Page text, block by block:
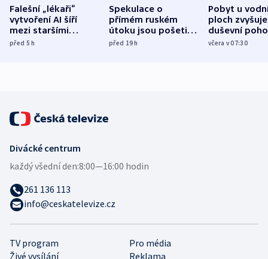
Falešní „lékaři“
vytvoření AI šíří
mezi staršími
Poláky nebezpečné
před 5h
Spekulace o
přímém ruském
útoku jsou pošetilé,
míní estonský
před 19h
Pobyt u
ploch zvyšuje
duševní
ukázala
včera v 07:30
TV program
Pro média
Živé vysílání
Reklama
Divácké centrum
každý všední den:8:00—16:00 hodin
261 136 113
info@ceskatelevize.cz